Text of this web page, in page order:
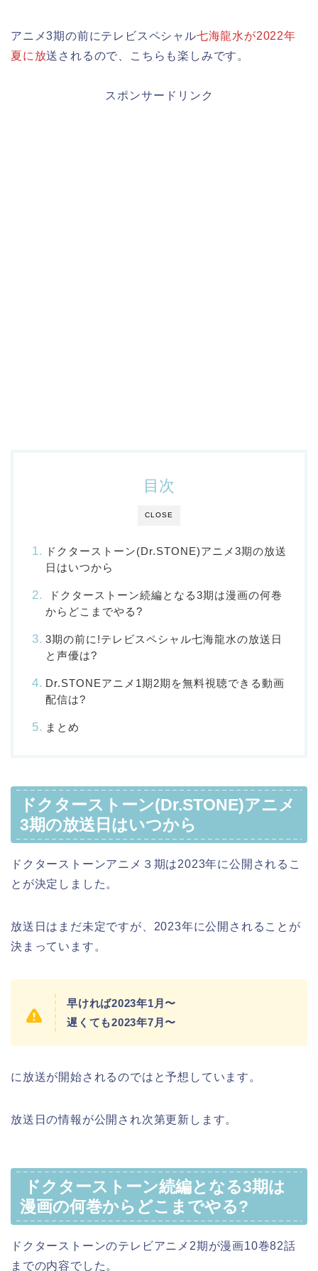
アニメ3期の前にテレビスペシャル七海龍水が2022年
夏に放送されるので、こちらも楽しみです。
スポンサードリンク
CLOSE
目次
ドクターストーン(Dr.STONE)アニメ3期の放送
日はいつから
ドクターストーン続編となる3期は漫画の何巻
からどこまでやる?
3期の前に!テレビスペシャル七海龍水の放送日
と声優は?
Dr.STONEアニメ1期2期を無料視聴できる動画
配信は?
まとめ
ドクターストーン(Dr.STONE)アニメ
3期の放送日はいつから
ドクターストーンアニメ３期は2023年に公開されるこ
とが決定しました。
放送日はまだ未定ですが、2023年に公開されることが
決まっています。
早ければ2023年1月〜
遅くても2023年7月〜
に放送が開始されるのではと予想しています。
放送日の情報が公開され次第更新します。
ドクターストーン続編となる3期は
漫画の何巻からどこまでやる?
ドクターストーンのテレビアニメ2期が漫画10巻82話
までの内容でした。